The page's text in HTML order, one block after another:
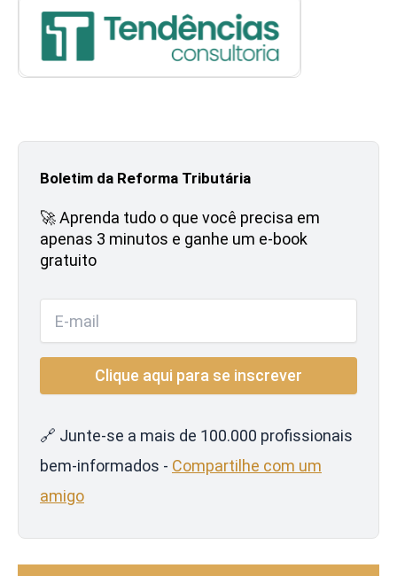
Boletim da Reforma Tributária
🚀 Aprenda tudo o que você precisa em
apenas 3 minutos e ganhe um e-book
gratuito
🔗 Junte-se a mais de 100.000 profissionais
bem-informados - Compartilhe com um
amigo